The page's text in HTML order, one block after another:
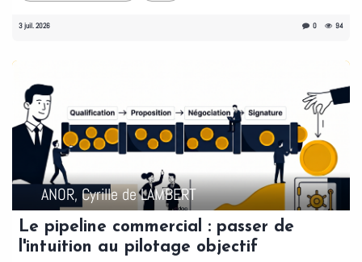
3 juil. 2026 0 94
ANOR, Cyrille de LAMBERT
Le pipeline commercial : passer de
l'intuition au pilotage objectif